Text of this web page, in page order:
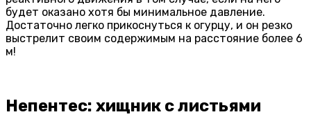
будет оказано хотя бы минимальное давление.
Достаточно легко прикоснуться к огурцу, и он резко
выстрелит своим содержимым на расстояние более 6
м!
Непентес: хищник с листьями